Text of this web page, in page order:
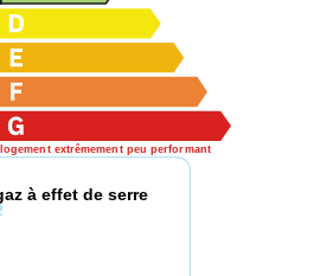
logement extrêmement peu performant
à effet de serre